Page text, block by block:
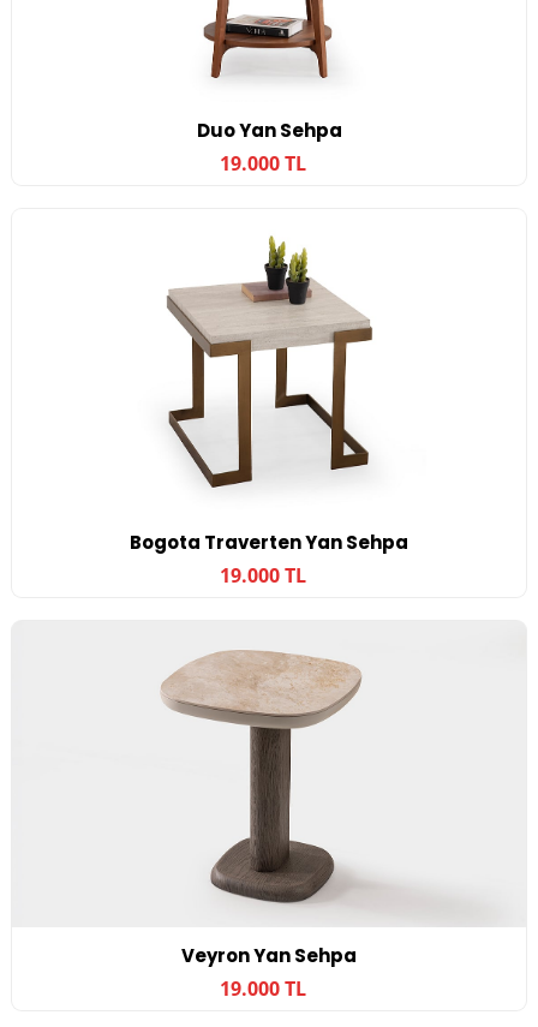
Duo Yan Sehpa
19.000 TL
Bogota Traverten Yan Sehpa
19.000 TL
Veyron Yan Sehpa
19.000 TL